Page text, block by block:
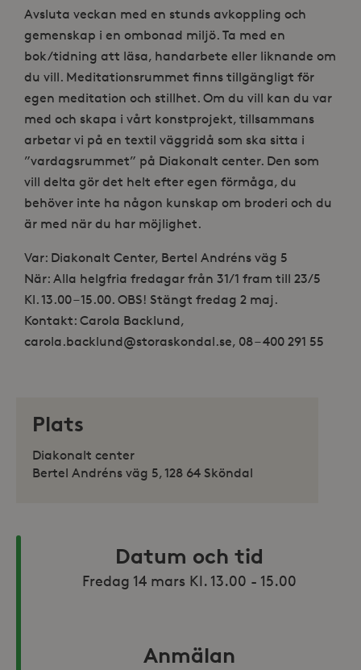
Avsluta veckan med en stunds avkoppling och
gemenskap i en ombonad miljö. Ta med en
bok/tidning att läsa, handarbete eller liknande om
du vill. Meditationsrummet finns tillgängligt för
egen meditation och stillhet. Om du vill kan du var
med och skapa i vårt konstprojekt, tillsammans
arbetar vi på en textil väggridå som ska sitta i
”vardagsrummet” på Diakonalt center. Den som
vill delta gör det helt efter egen förmåga, du
behöver inte ha någon kunskap om broderi och du
är med när du har möjlighet.
Var: Diakonalt Center, Bertel Andréns väg 5
När: Alla helgfria fredagar från 31/1 fram till 23/5
Kl. 13.00 – 15.00. OBS! Stängt fredag 2 maj.
Kontakt: Carola Backlund,
carola.backlund@storaskondal.se, 08 – 400 291 55
Plats
Diakonalt center
Bertel Andréns väg 5, 128 64 Sköndal
Datum och tid
Anmälan